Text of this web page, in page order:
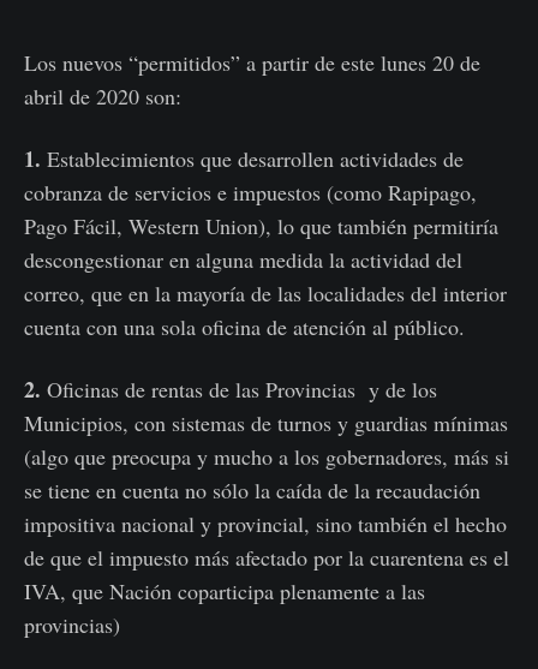
Los nuevos “permitidos” a partir de este lunes 20 de
abril de 2020 son:
1. Establecimientos que desarrollen actividades de
cobranza de servicios e impuestos (como Rapipago,
Pago Fácil, Western Union), lo que también permitiría
descongestionar en alguna medida la actividad del
correo, que en la mayoría de las localidades del interior
cuenta con una sola oficina de atención al público.
2. Oficinas de rentas de las Provincias y de los
Municipios, con sistemas de turnos y guardias mínimas
(algo que preocupa y mucho a los gobernadores, más si
se tiene en cuenta no sólo la caída de la recaudación
impositiva nacional y provincial, sino también el hecho
de que el impuesto más afectado por la cuarentena es el
IVA, que Nación coparticipa plenamente a las
provincias)